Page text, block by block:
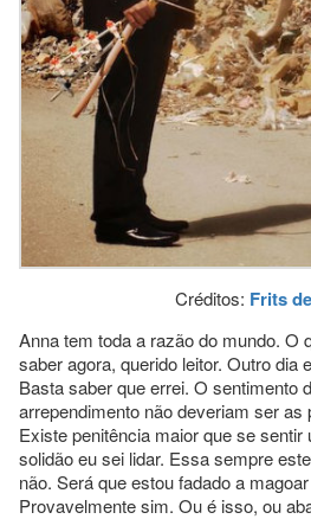
Créditos: Frits
Anna tem toda a razão do mundo. O
saber agora, querido leitor. Outro dia
Basta saber que errei. O sentimento
arrependimento não deveriam ser
Existe penitência maior que se
solidão eu sei lidar. Essa sempre
não. Será que estou fadado a
Provavelmente sim. Ou é isso, ou